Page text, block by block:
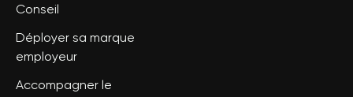
Conseil
Déployer sa marque
employeur
Accompagner le